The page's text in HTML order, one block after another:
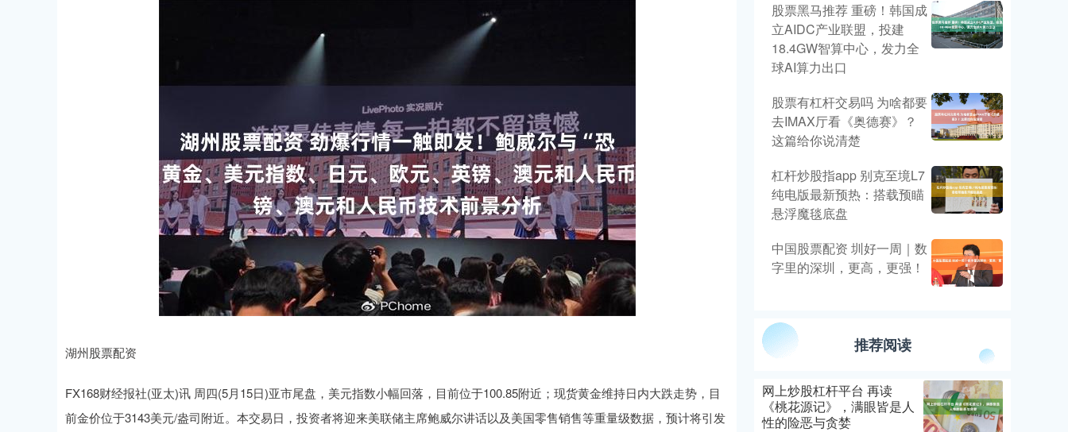
湖州股票配资
FX168财经报社(亚太)讯 周四(5月15日)亚市尾盘，美元指数小幅回落，目前位于100.85附近；现货黄金维持日内大跌走势，目
前金价位于3143美元/盎司附近。本交易日，投资者将迎来美联储主席鲍威尔讲话以及美国零售销售等重量级数据，预计将引发
股票黑马推荐 重磅！韩国成
立AIDC产业联盟，投建
18.4GW智算中心，发力全
球AI算力出口
股票有杠杆交易吗 为啥都要
去IMAX厅看《奥德赛》？
这篇给你说清楚
杠杆炒股指app 别克至境L7
纯电版最新预热：搭载预瞄
悬浮魔毯底盘
中国股票配资 圳好一周｜数
字里的深圳，更高，更强！
推荐阅读
网上炒股杠杆平台 再读
《桃花源记》，满眼皆是人
性的险恶与贪婪